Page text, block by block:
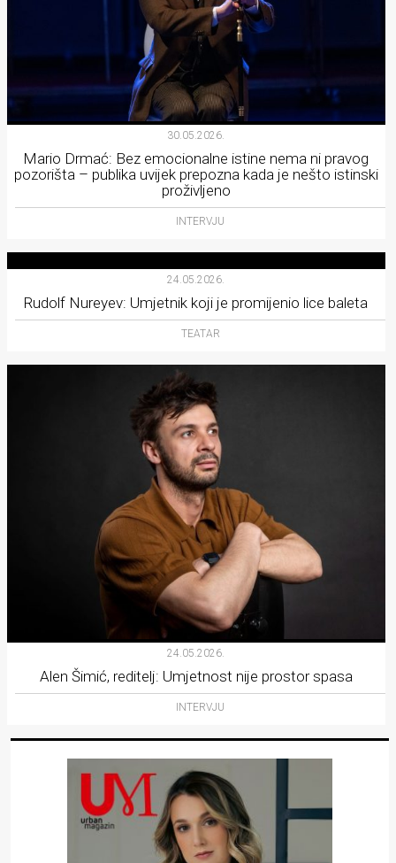
30.05.2026.
Mario Drmać: Bez emocionalne istine nema ni pravog
pozorišta – publika uvijek prepozna kada je nešto istinski
proživljeno
INTERVJU
24.05.2026.
Rudolf Nureyev: Umjetnik koji je promijenio lice baleta
TEATAR
24.05.2026.
Alen Šimić, reditelj: Umjetnost nije prostor spasa
INTERVJU